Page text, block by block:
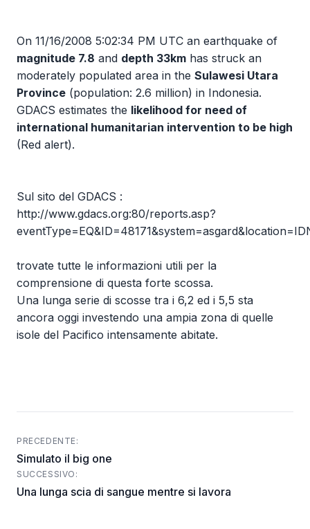
On 11/16/2008 5:02:34 PM UTC an earthquake of
magnitude 7.8 and depth 33km has struck an
moderately populated area in the Sulawesi Utara
Province (population: 2.6 million) in Indonesia.
GDACS estimates the likelihood for need of
international humanitarian intervention to be high
(Red alert).
Sul sito del GDACS :
http://www.gdacs.org:80/reports.asp?
trovate tutte le informazioni utili per la
comprensione di questa forte scossa.
Una lunga serie di scosse tra i 6,2 ed i 5,5 sta
ancora oggi investendo una ampia zona di quelle
isole del Pacifico intensamente abitate.
Post
navigation
PRECEDENTE:
Simulato il big one
SUCCESSIVO:
Una lunga scia di sangue mentre si lavora